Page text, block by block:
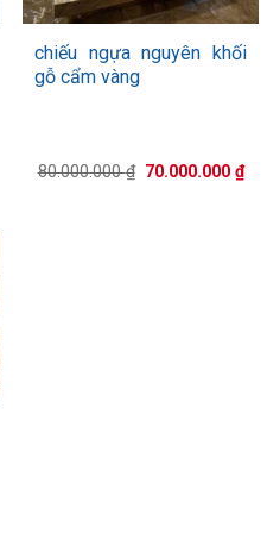
₫.
chiếu ngựa nguyên khối
gỗ cẩm vàng
80.000.000₫ Giá
70.000.000 ₫Giá
hiện